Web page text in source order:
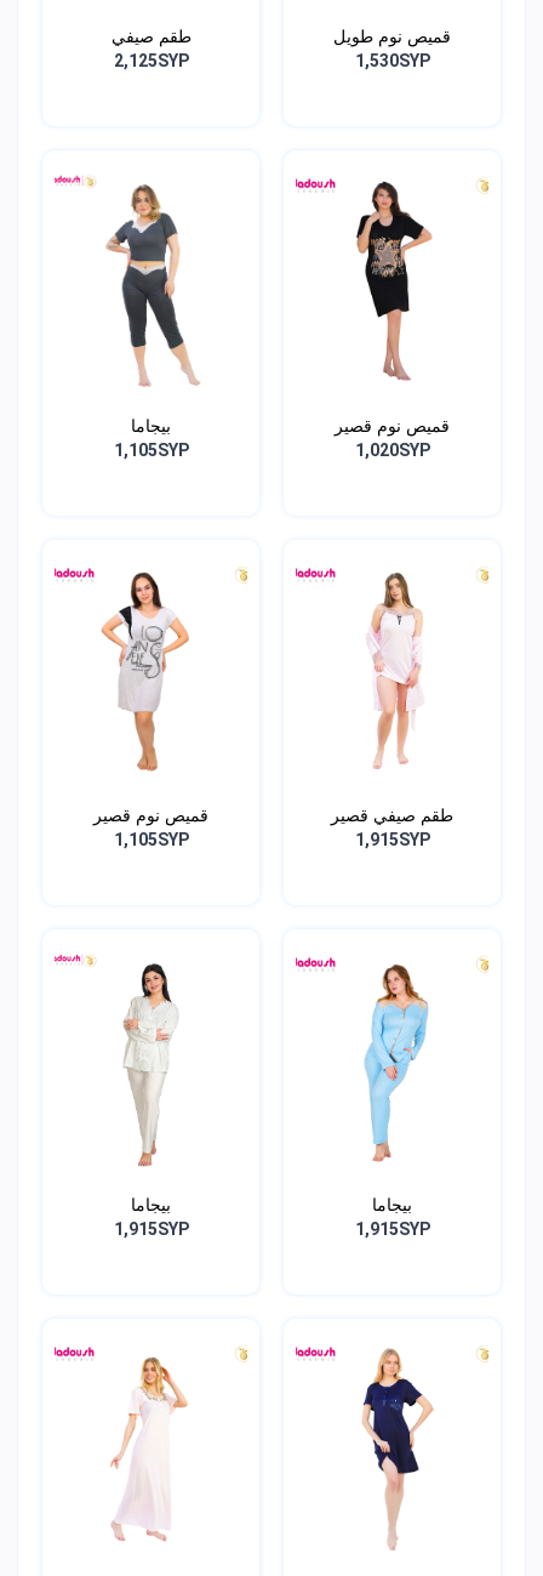
قميص نوم طويل
1,530SYP
طقم صيفي
2,125SYP
قميص نوم قصير
1,020SYP
بيجاما
1,105SYP
طقم صيفي قصير
1,915SYP
قميص نوم قصير
1,105SYP
بيجاما
1,915SYP
بيجاما
1,915SYP